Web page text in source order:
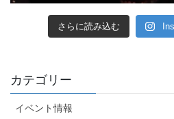
さらに読み込む
カテゴリー
イベント情報